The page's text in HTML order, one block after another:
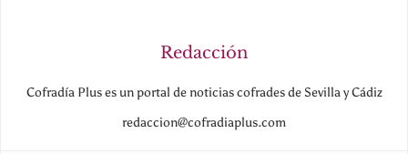
Redacción
Cofradía Plus es un portal de noticias cofrades de Sevilla y Cádiz
redaccion@cofradiaplus.com